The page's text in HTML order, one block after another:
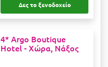
Δες το ξενοδοχείο
4* Argo Boutique
Hotel -Χώρα, Νάξος